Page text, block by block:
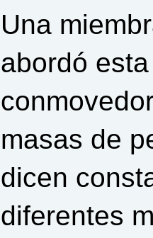
Una
abordó
masas de
dicen
diferentes